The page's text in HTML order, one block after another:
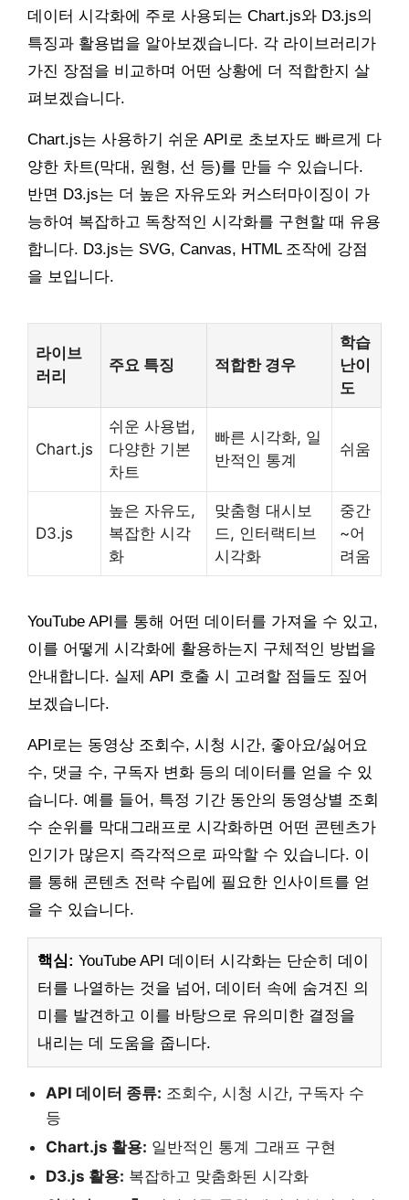
데이터 시각화에 주로 사용되는 Chart.js와 D3.js의
특징과 활용법을 알아보겠습니다. 각 라이브러리가
가진 장점을 비교하며 어떤 상황에 더 적합한지 살
펴보겠습니다.
Chart.js는 사용하기 쉬운 API로 초보자도 빠르게 다
양한 차트(막대, 원형, 선 등)를 만들 수 있습니다.
반면 D3.js는 더 높은 자유도와 커스터마이징이 가
능하여 복잡하고 독창적인 시각화를 구현할 때 유용
합니다. D3.js는 SVG, Canvas, HTML 조작에 강점
을 보입니다.
라이브
러리
주요 특징 적합한 경우
학습
난이
도
Chart.js
쉬운 사용법,
다양한 기본
차트
빠른 시각화, 일
반적인 통계
쉬움
D3.js
높은 자유도,
복잡한 시각
화
맞춤형 대시보
드, 인터랙티브
시각화
중간
~어
려움
YouTube API를 통해 어떤 데이터를 가져올 수 있고,
이를 어떻게 시각화에 활용하는지 구체적인 방법을
안내합니다. 실제 API 호출 시 고려할 점들도 짚어
보겠습니다.
API로는 동영상 조회수, 시청 시간, 좋아요/싫어요
수, 댓글 수, 구독자 변화 등의 데이터를 얻을 수 있
습니다. 예를 들어, 특정 기간 동안의 동영상별 조회
수 순위를 막대그래프로 시각화하면 어떤 콘텐츠가
인기가 많은지 즉각적으로 파악할 수 있습니다. 이
를 통해 콘텐츠 전략 수립에 필요한 인사이트를 얻
을 수 있습니다.
핵심: YouTube API 데이터 시각화는 단순히 데이
터를 나열하는 것을 넘어, 데이터 속에 숨겨진 의
미를 발견하고 이를 바탕으로 유의미한 결정을
내리는 데 도움을 줍니다.
API 데이터 종류: 조회수, 시청 시간, 구독자 수
등
Chart.js 활용: 일반적인 통계 그래프 구현
D3.js 활용: 복잡하고 맞춤화된 시각화